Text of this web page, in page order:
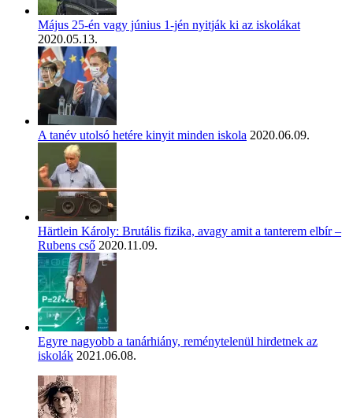
Május 25-én vagy június 1-jén nyitják ki az iskolákat
2020.05.13.
A tanév utolsó hetére kinyit minden iskola 2020.06.09.
Härtlein Károly: Brutális fizika, avagy amit a tanterem elbír –
Rubens cső 2020.11.09.
Egyre nagyobb a tanárhiány, reménytelenül hirdetnek az
iskolák 2021.06.08.